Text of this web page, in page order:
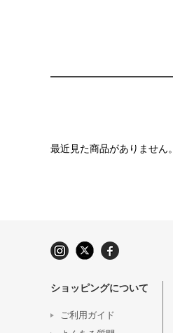
最近見た商品がありません。
ショッピングについて
ご利用ガイド